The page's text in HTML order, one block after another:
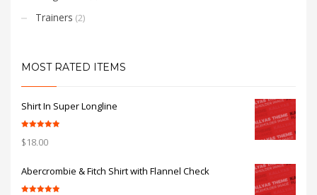
Trainers (2)
MOST RATED ITEMS
Shirt In Super Longline
5.00de 5
$18.00
Abercrombie & Fitch Shirt with Flannel Check